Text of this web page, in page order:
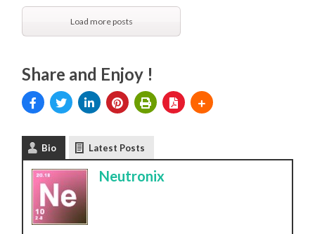
Load more posts
Share and Enjoy !
Bio Latest Posts
Neutronix